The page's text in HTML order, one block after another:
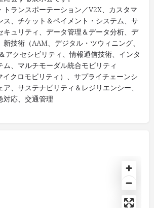
トランスポーテーション／V2X、カスタマ
ス、チケット＆ペイメント・システム、サ
キュリティ、データ管理＆データ分析、デ
技術（AAM、デジタル・ツウィニング、
アクセシビリティ、情報通信技術、インタ
ム、マルチモーダル統合モビリティ
イクロモビリティ）、サプライチェーンシ
、サステナビリティ＆レジリエンシー、
対応、交通管理